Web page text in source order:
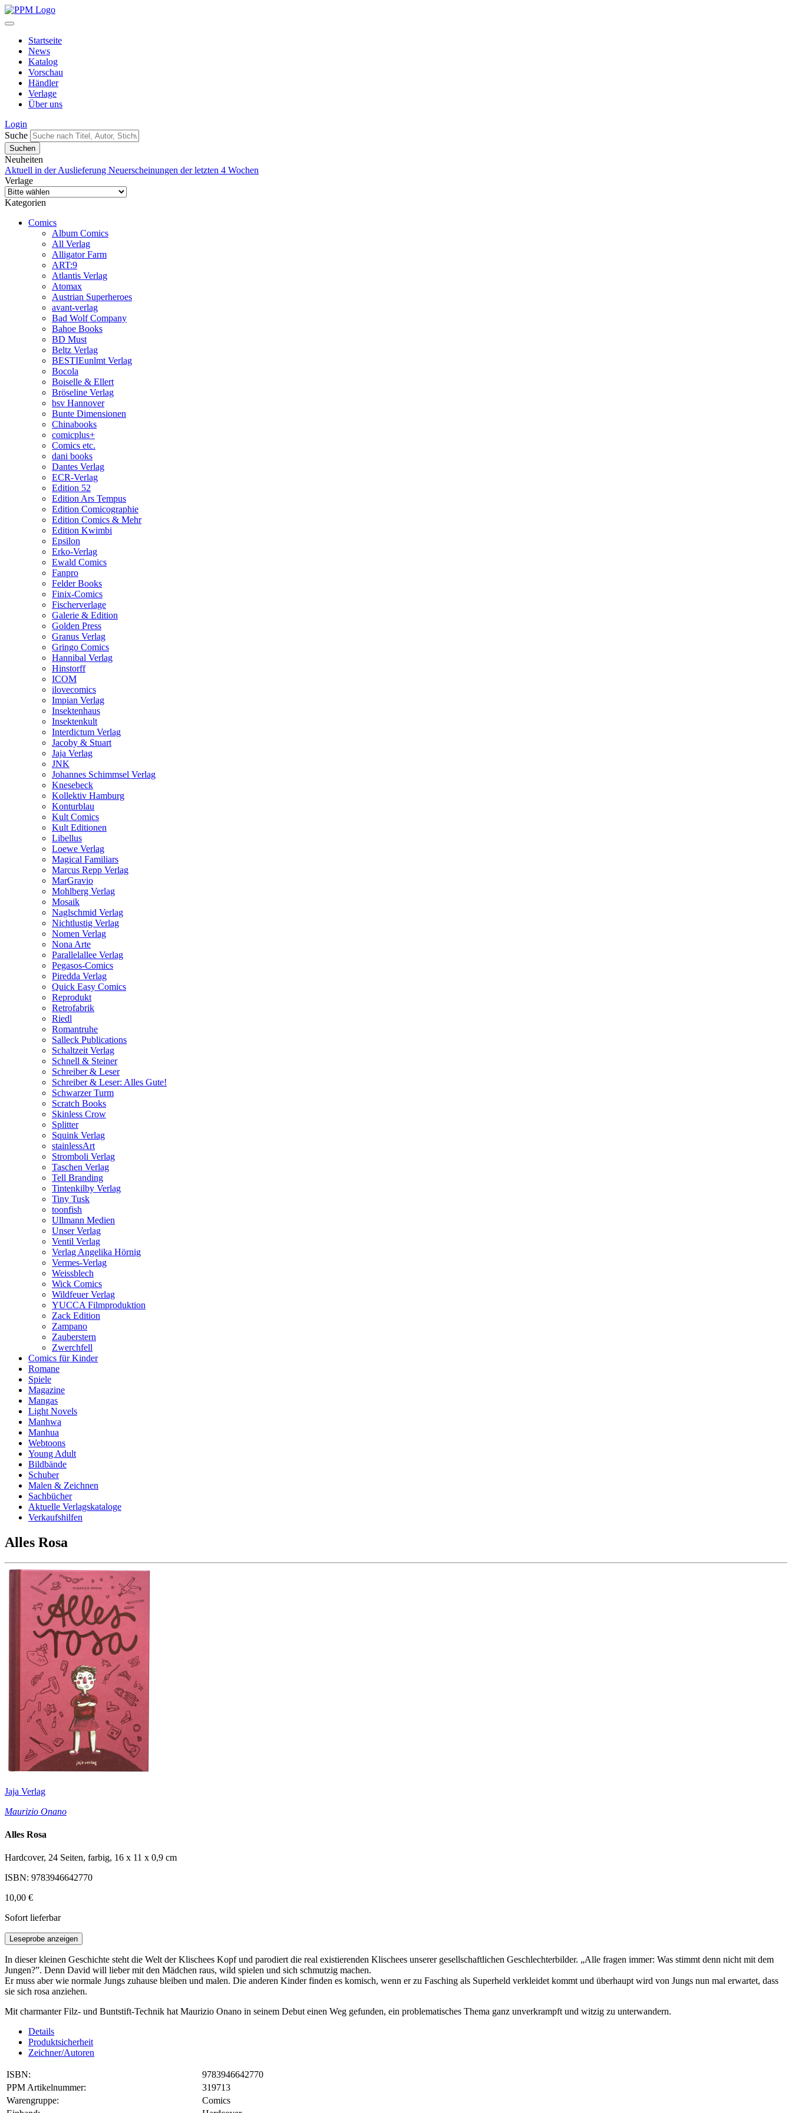
Startseite
News
Katalog
Vorschau
Händler
Verlage
Über uns
Login
Suche
Neuheiten
Aktuell in der Auslieferung Neuerscheinungen der letzten 4 Wochen
Verlage
Kategorien
Comics
Album Comics
All Verlag
Alligator Farm
ART:9
Atlantis Verlag
Atomax
Austrian Superheroes
avant-verlag
Bad Wolf Company
Bahoe Books
BD Must
Beltz Verlag
BESTIEunlmt Verlag
Bocola
Boiselle & Ellert
Bröseline Verlag
bsv Hannover
Bunte Dimensionen
Chinabooks
comicplus+
Comics etc.
dani books
Dantes Verlag
ECR-Verlag
Edition 52
Edition Ars Tempus
Edition Comicographie
Edition Comics & Mehr
Edition Kwimbi
Epsilon
Erko-Verlag
Ewald Comics
Fanpro
Felder Books
Finix-Comics
Fischerverlage
Galerie & Edition
Golden Press
Granus Verlag
Gringo Comics
Hannibal Verlag
Hinstorff
ICOM
ilovecomics
Impian Verlag
Insektenhaus
Insektenkult
Interdictum Verlag
Jacoby & Stuart
Jaja Verlag
JNK
Johannes Schimmsel Verlag
Knesebeck
Kollektiv Hamburg
Konturblau
Kult Comics
Kult Editionen
Libellus
Loewe Verlag
Magical Familiars
Marcus Repp Verlag
MarGravio
Mohlberg Verlag
Mosaik
Naglschmid Verlag
Nichtlustig Verlag
Nomen Verlag
Nona Arte
Parallelallee Verlag
Pegasos-Comics
Piredda Verlag
Quick Easy Comics
Reprodukt
Retrofabrik
Riedl
Romantruhe
Salleck Publications
Schaltzeit Verlag
Schnell & Steiner
Schreiber & Leser
Schreiber & Leser: Alles Gute!
Schwarzer Turm
Scratch Books
Skinless Crow
Splitter
Squink Verlag
stainlessArt
Stromboli Verlag
Taschen Verlag
Tell Branding
Tintenkilby Verlag
Tiny Tusk
toonfish
Ullmann Medien
Unser Verlag
Ventil Verlag
Verlag Angelika Hörnig
Vermes-Verlag
Weissblech
Wick Comics
Wildfeuer Verlag
YUCCA Filmproduktion
Zack Edition
Zampano
Zauberstern
Zwerchfell
Comics für Kinder
Romane
Spiele
Magazine
Mangas
Light Novels
Manhwa
Manhua
Webtoons
Young Adult
Bildbände
Schuber
Malen & Zeichnen
Sachbücher
Aktuelle Verlagskataloge
Verkaufshilfen
Alles Rosa
Jaja Verlag
Maurizio Onano
Alles Rosa
Hardcover, 24 Seiten, farbig, 16 x 11 x 0,9 cm
ISBN: 9783946642770
10,00 €
Sofort lieferbar
Leseprobe anzeigen
In dieser kleinen Geschichte steht die Welt der Klischees Kopf und parodiert die real existierenden Klischees unserer gesellschaftlichen Geschlechterbilder. „Alle fragen immer: Was stimmt denn nicht mit dem
Jungen?”. Denn David will lieber mit den Mädchen raus, wild spielen und sich schmutzig machen.
Er muss aber wie normale Jungs zuhause bleiben und malen. Die anderen Kinder finden es komisch, wenn er zu Fasching als Superheld verkleidet kommt und überhaupt wird von Jungs nun mal erwartet, dass
sie sich rosa anziehen.
Mit charmanter Filz- und Buntstift-Technik hat Maurizio Onano in seinem Debut einen Weg gefunden, ein problematisches Thema ganz unverkrampft und witzig zu unterwandern.
Details
Produktsicherheit
Zeichner/Autoren
ISBN:
9783946642770
PPM Artikelnummer:
319713
Warengruppe:
Comics